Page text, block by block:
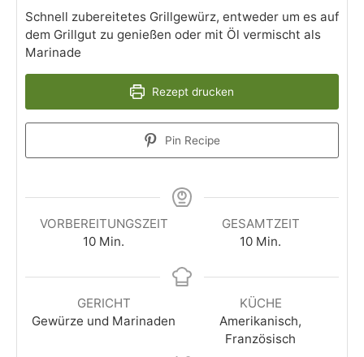
Schnell zubereitetes Grillgewürz, entweder um es auf
dem Grillgut zu genießen oder mit Öl vermischt als
Marinade
Rezept drucken
Pin Recipe
VORBEREITUNGSZEIT
10 Min.
GESAMTZEIT
10 Min.
GERICHT
Gewürze und Marinaden
KÜCHE
Amerikanisch,
Französisch